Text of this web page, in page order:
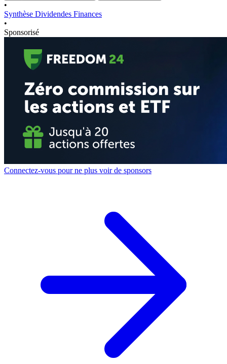
•
Synthèse Dividendes Finances
•
Sponsorisé
Connectez-vous pour ne plus voir de sponsors